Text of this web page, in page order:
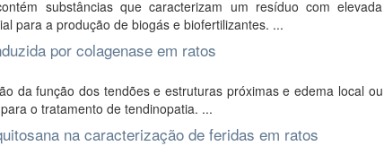
substâncias que caracterizam um resíduo com elevada
para a produção de biogás e biofertilizantes. ...
por colagenase em ratos
da função dos tendões e estruturas próximas e edema local ou
o tratamento de tendinopatia. ...
na caracterização de feridas em ratos